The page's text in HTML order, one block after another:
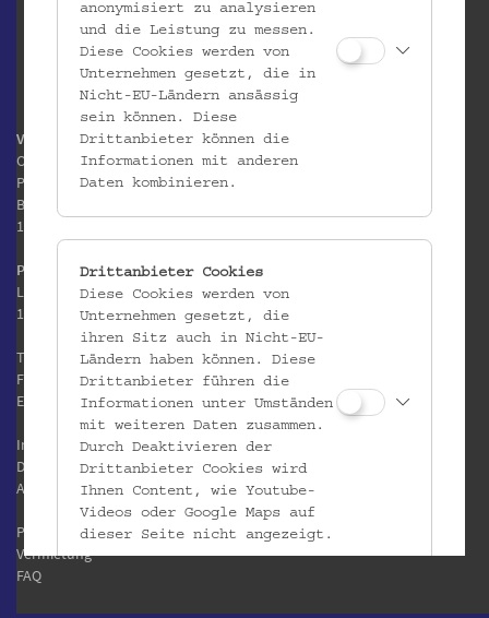
Volkskundemuseum Wien
Otto Wagner Areal
Pavillon 1
Baumgartner Höhe 1
1140 Wien
Postanschrift:
Laudongasse 15-19
1080 Wien
T:
+43 1 406 89 05
F: +43 1 406 89 05.88
E:
office@volkskundemuseum.at
Impressum
Datenschutz
AGB
Presse
Vermietung
FAQ
anonymisiert zu analysieren
und die Leistung zu messen.
Diese Cookies werden von
Unternehmen gesetzt, die in
Nicht-EU-Ländern ansässig
sein können. Diese
Drittanbieter können die
Informationen mit anderen
Daten kombinieren.
Drittanbieter Cookies
Diese Cookies werden von
Unternehmen gesetzt, die
ihren Sitz auch in Nicht-EU-
Ländern haben können. Diese
Drittanbieter führen die
Informationen unter Umständen
mit weiteren Daten zusammen.
Durch Deaktivieren der
Drittanbieter Cookies wird
Ihnen Content, wie Youtube-
Videos oder Google Maps auf
dieser Seite nicht angezeigt.